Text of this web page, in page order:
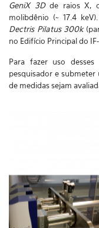
GeniX 3Dde raios X,
molibdênio (~ 17.4 keV).
Dectris Pilatus 300k
no Edifício Principal do IF-
Para fazer uso desses
pesquisador e
de medidas sejam